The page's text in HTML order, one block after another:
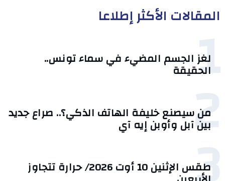
المقالات الأكثر إطلاعا
1
لغز الجسم المضيء في سماء تونس..
الحقيقة
2
من سيصنع خليفة الهاتف الذكي؟.. صراع جديد
بين آبل وأوبن إيه آي
طقس الإثنين 10 أوت 2026/ حرارة تتجاوز